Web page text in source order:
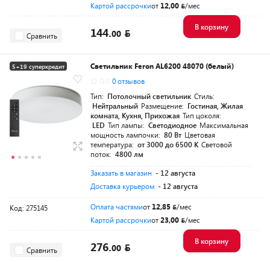
Картой рассрочкиот 12,00 /мес
Сравнить 144.00
В корзину
5+19 суперкредит
Светильник Feron AL6200 48070 (белый)
0 отзывов
Тип: Потолочный светильник Стиль:
Нейтральный Размещение: Гостиная, Жилая
комната, Кухня, Прихожая Тип цоколя:
LED Тип лампы: Светодиодное Максимальная
мощность лампочки: 80 Вт Цветовая
температура: от 3000 до 6500 K Световой
поток: 4800 лм
Заказать в магазин - 12 августа
Доставка курьером - 12 августа
Код: 275145 Оплата частямиот 12,85
/мес
Картой рассрочкиот23,00 /мес
Сравнить 276.00
В корзину